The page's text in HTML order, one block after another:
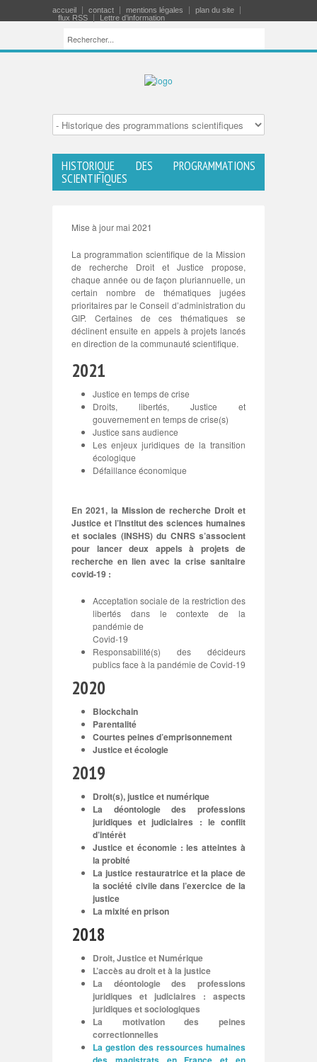
accueil contact mentions légales
plan du site
flux RSS
Lettre d’information
HISTORIQUE DES PROGRAMMATIONS
SCIENTIFIQUES
Mise à jour mai 2021
La programmation scientifique de la Mission
de recherche Droit et Justice propose,
chaque année ou de façon pluriannuelle, un
certain nombre de thématiques jugées
prioritaires par le Conseil d’administration du
GIP. Certaines de ces thématiques se
déclinent ensuite en appels à projets lancés
en direction de la communauté scientifique.
2021
Justice en temps de crise
Droits, libertés, Justice et
gouvernement en temps de crise(s)
Justice sans audience
Les enjeux juridiques de la transition
écologique
Défaillance économique
En 2021, la Mission de recherche Droit et
Justice et l’Institut des sciences humaines
et sociales (INSHS) du CNRS s’associent
pour lancer deux appels à projets de
recherche en lien avec la crise sanitaire
covid-19 :
Acceptation sociale de la restriction des
libertés dans le contexte de la
pandémie de
Covid-19
Responsabilité(s) des décideurs
publics face à la pandémie de Covid-19
2020
Blockchain
Parentalité
Courtes peines d’emprisonnement
Justice et écologie
2019
Droit(s), justice et numérique
La déontologie des professions
juridiques et judiciaires : le conflit
d’intérêt
Justice et économie : les atteintes à
la probité
La justice restauratrice et la place de
la société civile dans l’exercice de la
justice
La mixité en prison
2018
Droit, Justice et Numérique
L’accès au droit et à la justice
La déontologie des professions
juridiques et judiciaires : aspects
juridiques et sociologiques
La motivation des peines
correctionnelles
La gestion des ressources humaines